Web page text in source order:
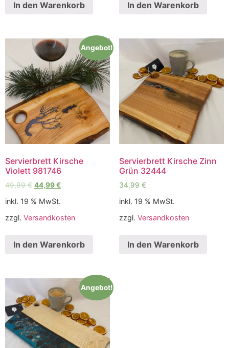
In den Warenkorb In den Warenkorb
Angebot!
Servierbrett Kirsche
Violett 981746
49,99€ 44,99€
inkl. 19 % MwSt.
zzgl. Versandkosten
In den Warenkorb
Servierbrett Kirsche Zinn
Grün 32444
34,99 €
inkl. 19 % MwSt.
zzgl. Versandkosten
In den Warenkorb
Angebot!